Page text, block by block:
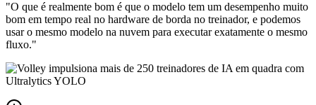
"O que é realmente bom é que o modelo tem um desempenho muito
bom em tempo real no hardware de borda no treinador, e podemos
usar o mesmo modelo na nuvem para executar exatamente o mesmo
fluxo."